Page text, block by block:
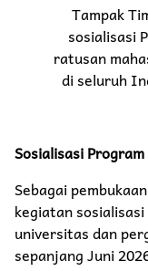
Tampak
sosialisasi
ratusan
di seluruh
Sosialisasi Program
Sebagai
kegiatan
universitas dan
sepanjang Juni